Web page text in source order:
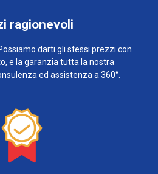
ragionevoli
darti gli stessi prezzi con
e la garanzia tutta la nostra
ed assistenza a 360°.